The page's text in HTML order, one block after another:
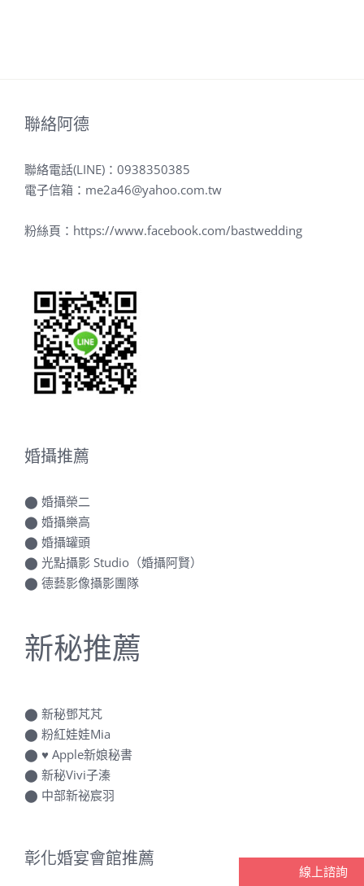
聯絡阿德
聯絡電話(LINE)：
電子信箱：
me2a46@yahoo.com.tw
粉絲頁： https://www.facebook.com/bastwedding
婚攝推薦
⬤ 婚攝榮二
⬤ 婚攝樂高
⬤ 婚攝罐頭
⬤ 光點攝影 Studio（婚攝阿賢）
⬤ 德藝影像攝影團隊
新秘推薦
⬤ 新秘鄧芃芃
⬤ 粉紅娃娃Mia
⬤ ♥ Apple新娘秘書
⬤ 新秘Vivi子溱
⬤
中部新祕宸羽
彰化婚宴會館推薦 線上諮詢